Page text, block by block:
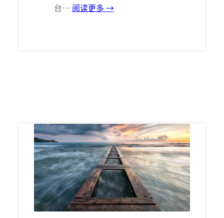
台… 阅读更多 →